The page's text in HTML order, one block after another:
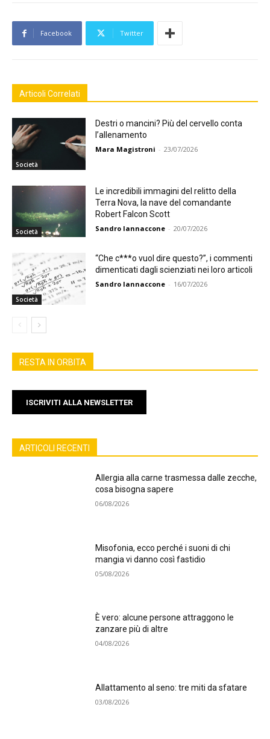
Facebook Twitter
Articoli Correlati
Società
Destri o mancini? Più del cervello conta
l’allenamento
Mara Magistroni - 23/07/2026
Società
Le incredibili immagini del relitto della
Terra Nova, la nave del comandante
Robert Falcon Scott
Sandro Iannaccone - 20/07/2026
Società
“Che c***o vuol dire questo?”, i commenti
dimenticati dagli scienziati nei loro articoli
Sandro Iannaccone - 16/07/2026
RESTA IN ORBITA
ISCRIVITI ALLA NEWSLETTER
ARTICOLI RECENTI
Allergia alla carne trasmessa dalle zecche,
cosa bisogna sapere
06/08/2026
Misofonia, ecco perché i suoni di chi
mangia vi danno così fastidio
05/08/2026
È vero: alcune persone attraggono le
zanzare più di altre
04/08/2026
Allattamento al seno: tre miti da sfatare
03/08/2026